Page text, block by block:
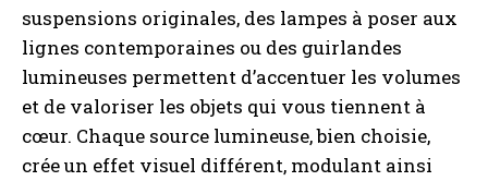
suspensions originales, des lampes à poser aux
lignes contemporaines ou des guirlandes
lumineuses permettent d’accentuer les volumes
et de valoriser les objets qui vous tiennent à
cœur. Chaque source lumineuse, bien choisie,
crée un effet visuel différent, modulant ainsi